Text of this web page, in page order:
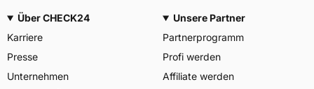
Allgemeine Produktsicherheit (GPSR)
Über CHECK24
Karriere
Presse
Unternehmen
Unsere Partner
Partnerprogramm
Profi werden
Affiliate werden